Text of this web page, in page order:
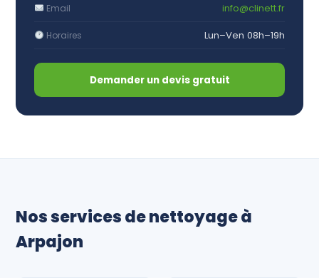
Email info@clinett.fr
Horaires Lun–Ven 08h–19h
Demander un devis gratuit
Nos services de nettoyage à
Arpajon